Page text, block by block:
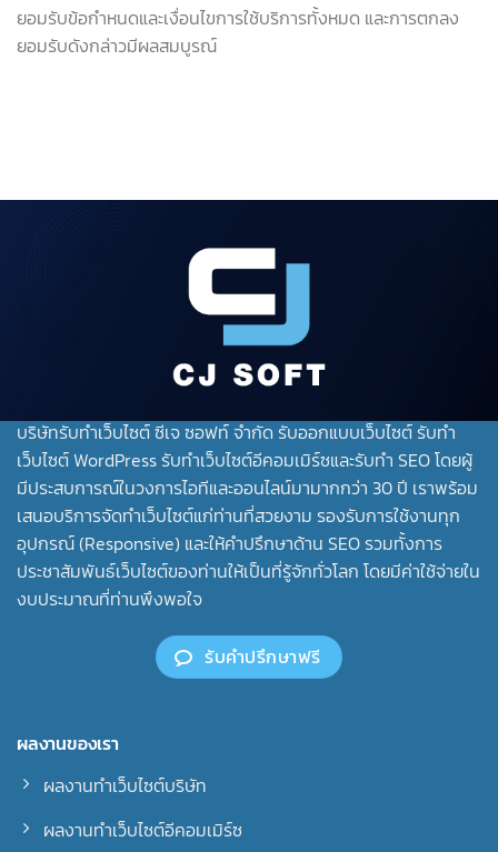
ยอมรับข้อกำหนดและเงื่อนไขการใช้บริการทั้งหมด และการตกลง
ยอมรับดังกล่าวมีผลสมบูรณ์
บริษัทรับทําเว็บไซต์ ซีเจ ซอฟท์ จำกัด รับออกแบบเว็บไซต์ รับทำ
เว็บไซต์ WordPress รับทำเว็บไซต์อีคอมเมิร์ซและรับทำ SEO โดยผู้
มีประสบการณ์ในวงการไอทีและออนไลน์มามากกว่า 30 ปี เราพร้อม
เสนอบริการจัดทำเว็บไซต์แก่ท่านที่สวยงาม รองรับการใช้งานทุก
อุปกรณ์ (Responsive) และให้คำปรึกษาด้าน SEO รวมทั้งการ
ประชาสัมพันธ์เว็บไซต์ของท่านให้เป็นที่รู้จักทั่วโลก โดยมีค่าใช้จ่ายใน
งบประมาณที่ท่านพึงพอใจ
รับคำปรึกษาฟรี
ผลงานของเรา
ผลงานทำเว็บไซต์บริษัท
ผลงานทำเว็บไซต์อีคอมเมิร์ซ